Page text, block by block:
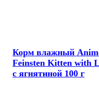
Корм влажный
Feinsten Kitten with
с ягнятиной 100 г